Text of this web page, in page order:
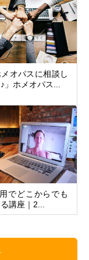
メオパスに相談し
」ホメオパス...
でどこからでも
講座｜2...